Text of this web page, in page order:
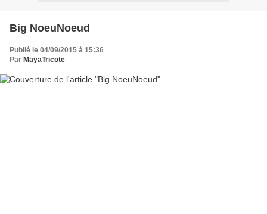
Big NoeuNoeud
Publié le 04/09/2015 à 15:36
Par MayaTricote